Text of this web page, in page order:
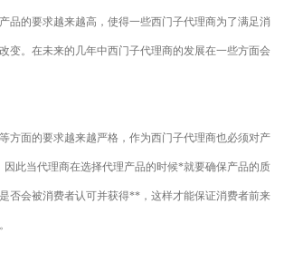
品的要求越来越高，使得一些西门子代理商为了满足消
变。在未来的几年中西门子代理商的发展在一些方面会
方面的要求越来越严格，作为西门子代理商也必须对产
此当代理商在选择代理产品的时候*就要确保产品的质
否会被消费者认可并获得**，这样才能保证消费者前来